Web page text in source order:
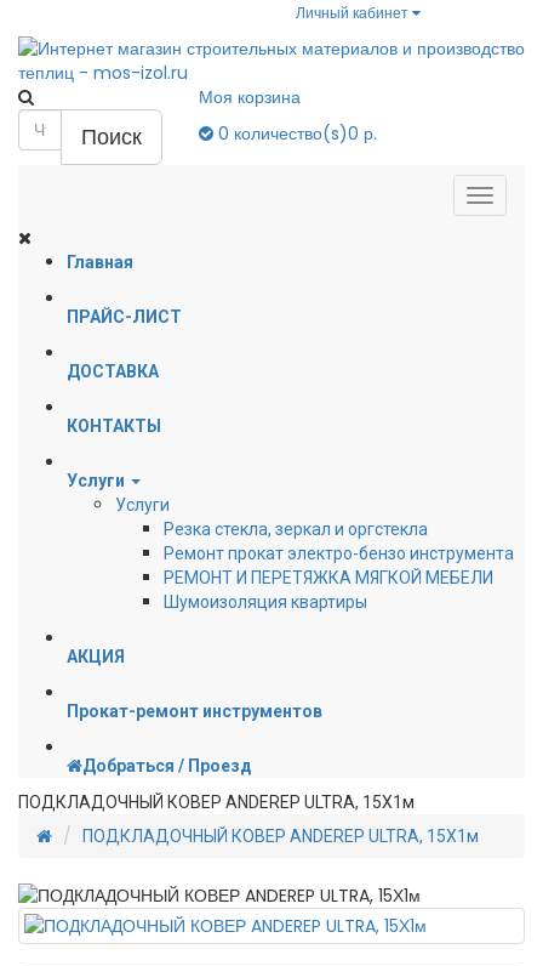
Личный кабинет
Поиск
Моя корзина
0 количество(s)0 р.
Главная
ПРАЙС-ЛИСТ
ДОСТАВКА
КОНТАКТЫ
Услуги
Услуги
Резка стекла, зеркал и оргстекла
Ремонт прокат электро-бензо инструмента
РЕМОНТ И ПЕРЕТЯЖКА МЯГКОЙ МЕБЕЛИ
Шумоизоляция квартиры
АКЦИЯ
Прокат-ремонт инструментов
Добраться / Проезд
ПОДКЛАДОЧНЫЙ КОВЕР ANDEREP ULTRA, 15Х1м
ПОДКЛАДОЧНЫЙ КОВЕР ANDEREP ULTRA, 15Х1м